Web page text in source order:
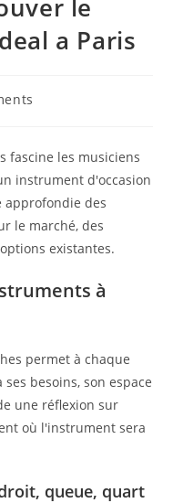
le
a Paris
fascine les musiciens
instrument d'occasion
approfondie des
le marché, des
existantes.
à
permet à chaque
besoins, son espace
une réflexion sur
où l'instrument sera
queue, quart